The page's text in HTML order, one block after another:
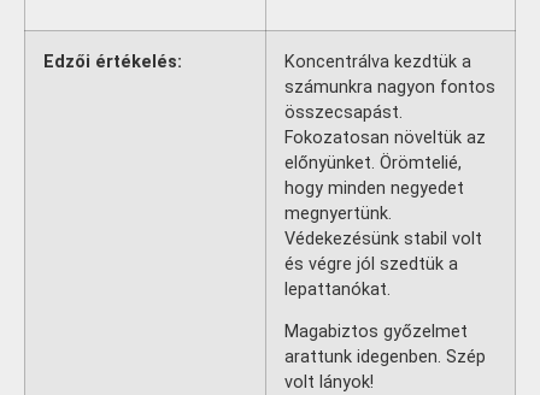
Edzői értékelés:
Koncentrálva kezdtük a
számunkra nagyon fontos
összecsapást.
Fokozatosan növeltük az
előnyünket. Örömtelié,
hogy minden negyedet
megnyertünk.
Védekezésünk stabil volt
és végre jól szedtük a
lepattanókat.
Magabiztos győzelmet
arattunk idegenben. Szép
volt lányok!